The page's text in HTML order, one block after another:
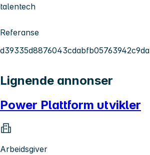
talentech
Referanse
d39335d8876043cdabfb05763942c9da
Lignende annonser
Power Plattform utvikler
Arbeidsgiver